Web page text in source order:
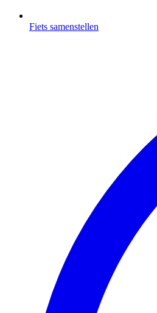
Fiets samenstellen